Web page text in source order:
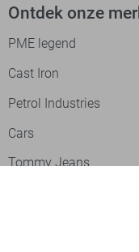
Ontdek onze
PME legend
Cast Iron
Petrol Industries
Cars
Tommy Jeans